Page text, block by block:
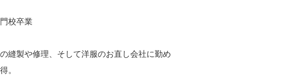
校卒業
縫製や修理、そして洋服のお直し会社に勤め
。